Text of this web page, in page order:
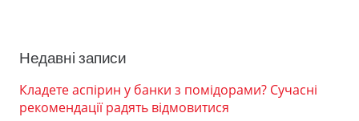
Недавні записи
Кладете аспірин у банки з помідорами? Сучасні
рекомендації радять відмовитися